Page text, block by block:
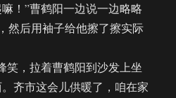
！”曹鹤阳一边说一边略略
然后用袖子给他擦了擦实际
，拉着曹鹤阳到沙发上坐
齐市这会儿供暖了，咱在家